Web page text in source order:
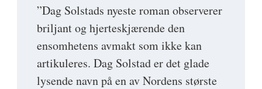
”Dag Solstads nyeste roman observerer
briljant og hjerteskjærende den
ensomhetens avmakt som ikke kan
artikuleres. Dag Solstad er det glade
lysende navn på en av Nordens største